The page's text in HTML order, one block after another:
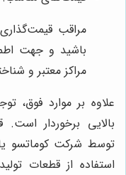
مراقب
باشید و جهت
مراکز معتبر و
علاوه بر موارد فوق،
بالایی برخوردار
توسط شرکت کوماتسو
استفاده از قطعات